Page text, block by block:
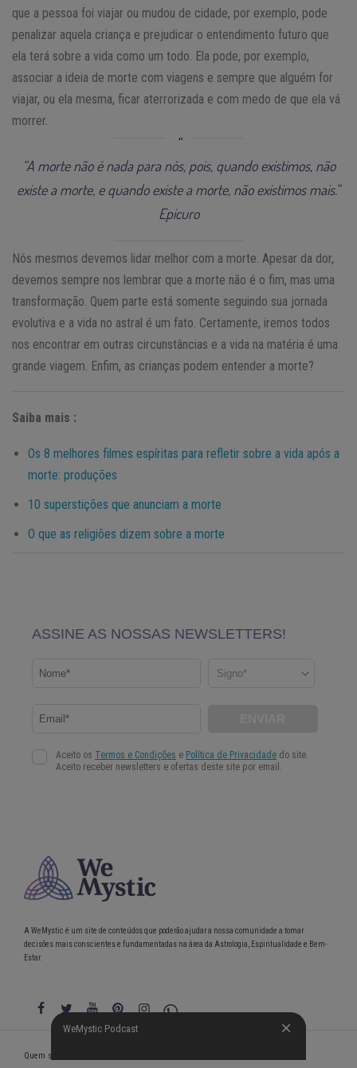
que a pessoa foi viajar ou mudou de cidade, por exemplo, pode
penalizar aquela criança e prejudicar o entendimento futuro que
ela terá sobre a vida como um todo. Ela pode, por exemplo,
associar a ideia de morte com viagens e sempre que alguém for
viajar, ou ela mesma, ficar aterrorizada e com medo de que ela vá
morrer.
“A morte não é nada para nós, pois, quando existimos, não
existe a morte, e quando existe a morte, não existimos mais.”
Epicuro
Nós mesmos devemos lidar melhor com a morte. Apesar da dor,
devemos sempre nos lembrar que a morte não é o fim, mas uma
transformação. Quem parte está somente seguindo sua jornada
evolutiva e a vida no astral é um fato. Certamente, iremos todos
nos encontrar em outras circunstâncias e a vida na matéria é uma
grande viagem. Enfim, as crianças podem entender a morte?
Saiba mais :
Os 8 melhores filmes espíritas para refletir sobre a vida após a
morte: produções
10 superstições que anunciam a morte
O que as religiões dizem sobre a morte
WeMystic Podcast
A WeMystic é um site de conteúdos que poderão ajudar a nossa comunidade a tomar
decisões mais conscientes e fundamentadas na área da Astrologia, Espiritualidade e Bem-
Estar.
WeMystic Podcast
Quem somos